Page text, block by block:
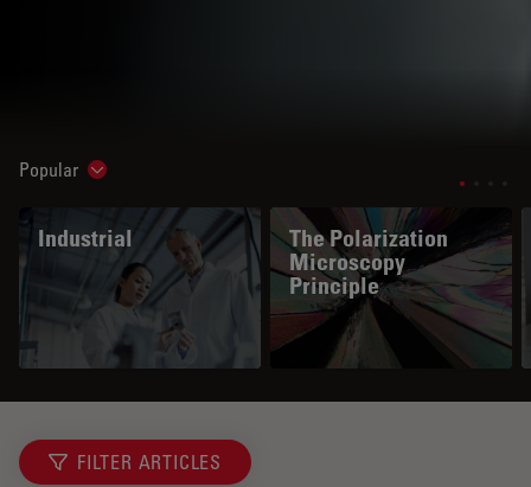
Popular Show subnavigation
Industrial
The Polarization
Microscopy
Principle
FILTER ARTICLES